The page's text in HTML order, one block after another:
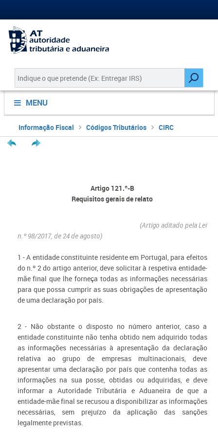
MENU
Informação Fiscal Códigos Tributários CIRC
Artigo 121.º-B
Requisitos gerais de relato
(Artigo aditado pela Lei
n.º 98/2017, de 24 de agosto)
1 - A entidade constituinte residente em Portugal, para efeitos
do n.º 2 do artigo anterior, deve solicitar à respetiva entidade-
mãe final que lhe forneça todas as informações necessárias
para que possa cumprir as suas obrigações de apresentação
de uma declaração por país.
2 - Não obstante o disposto no número anterior, caso a
entidade constituinte não tenha obtido nem adquirido todas
as informações necessárias à apresentação da declaração
relativa ao grupo de empresas multinacionais, deve
apresentar uma declaração por país que contenha todas as
informações na sua posse, obtidas ou adquiridas, e deve
informar a Autoridade Tributária e Aduaneira de que a
entidade-mãe final se recusou a disponibilizar as informações
necessárias, sem prejuízo da aplicação das sanções
legalmente previstas.